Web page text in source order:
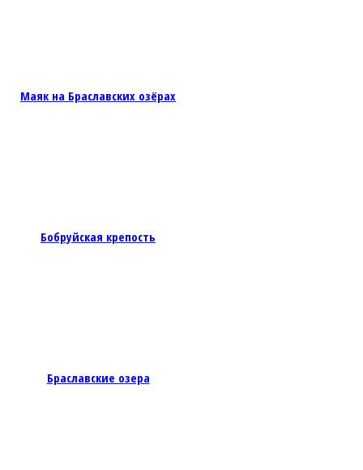
Маяк на Браславских озёрах
Бобруйская крепость
Браславские озера